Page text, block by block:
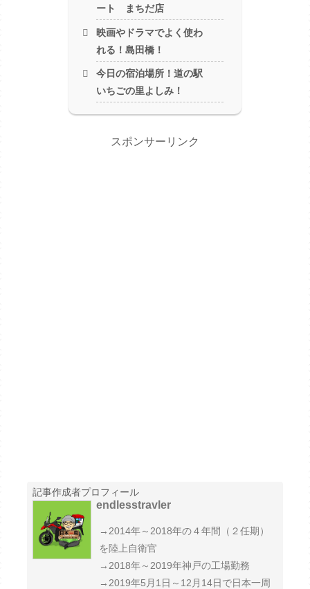
ート まちだ店
映画やドラマでよく使わ
れる！島田橋！
今日の宿泊場所！道の駅
いちごの里よしみ！
スポンサーリンク
記事作成者プロフィール
endlesstravler
→2014年～2018年の４年間（２任期）
を陸上自衛官
→2018年～2019年神戸の工場勤務
→2019年5月1日～12月14日で日本一周